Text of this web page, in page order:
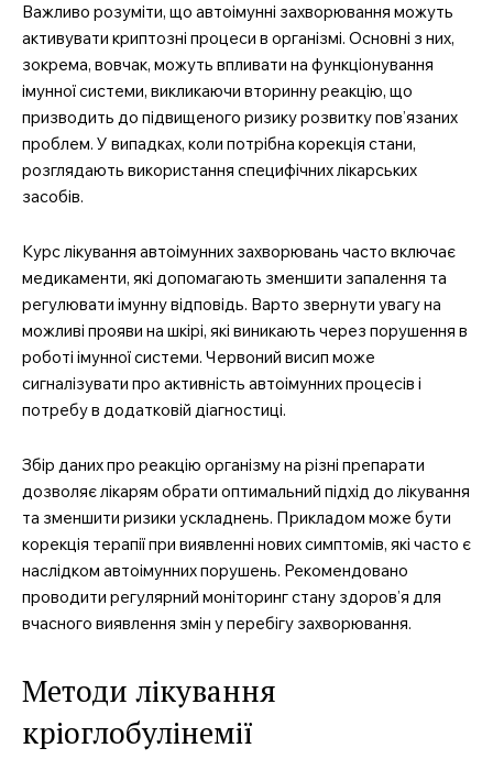
Важливо розуміти, що автоімунні захворювання можуть
активувати криптозні процеси в організмі. Основні з них,
зокрема, вовчак, можуть впливати на функціонування
імунної системи, викликаючи вторинну реакцію, що
призводить до підвищеного ризику розвитку пов’язаних
проблем. У випадках, коли потрібна корекція стани,
розглядають використання специфічних лікарських
засобів.
Курс лікування автоімунних захворювань часто включає
медикаменти, які допомагають зменшити запалення та
регулювати імунну відповідь. Варто звернути увагу на
можливі прояви на шкірі, які виникають через порушення в
роботі імунної системи. Червоний висип може
сигналізувати про активність автоімунних процесів і
потребу в додатковій діагностиці.
Збір даних про реакцію організму на різні препарати
дозволяє лікарям обрати оптимальний підхід до лікування
та зменшити ризики ускладнень. Прикладом може бути
корекція терапії при виявленні нових симптомів, які часто є
наслідком автоімунних порушень. Рекомендовано
проводити регулярний моніторинг стану здоров’я для
вчасного виявлення змін у перебігу захворювання.
Методи лікування
кріоглобулінемії